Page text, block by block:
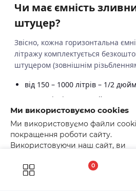
0
Чи має ємність
штуцер?
Звісно, кожна горизонтальна
літражу комплектується
штуцером (зовнішнім
від 150 – 1000 літрів – 1/2
1500 - літрів - 3/4 дюйми;
від 2000 літрів – 1 дюйм.
Ємності напівсферичні не
штуцерів, але у вас є можливість
штуцер:
Ми використовуємо cookies
Ми використовуємо файли
покращення роботи сайту.
Використовуючи наш сайт, ви
cookies. Детальніше читайте у
користування